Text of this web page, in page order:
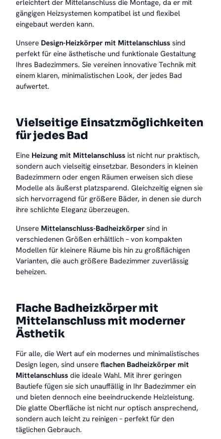
erleichtert der Mittelanschluss die Montage, da er mit
gängigen Heizsystemen kompatibel ist und flexibel
eingebaut werden kann.
Unsere Design-Heizkörper mit Mittelanschluss sind
perfekt für eine ästhetische und funktionale Gestaltung
Ihres Badezimmers. Sie vereinen innovative Technik mit
einem klaren, minimalistischen Look, der jedes Bad
aufwertet.
Vielseitige Einsatzmöglichkeiten
für jedes Bad
Eine Heizung mit Mittelanschluss ist nicht nur praktisch,
sondern auch vielseitig einsetzbar. Besonders in kleinen
Badezimmern oder engen Räumen erweisen sich diese
Modelle als äußerst platzsparend. Gleichzeitig eignen sie
sich hervorragend für größere Bäder, in denen sie durch
ihre schlichte Eleganz überzeugen.
Unsere Mittelanschluss-Badheizkörper sind in
verschiedenen Größen erhältlich – von kompakten
Modellen für kleinere Räume bis hin zu großflächigen
Varianten, die auch größere Badezimmer zuverlässig
beheizen.
Flache Badheizkörper mit
Mittelanschluss mit moderner
Ästhetik
Für alle, die Wert auf ein modernes und minimalistisches
Design legen, sind unsere flachen Badheizkörper mit
Mittelanschluss die ideale Wahl. Mit ihrer geringen
Bautiefe fügen sie sich unauffällig in Ihr Badezimmer ein
und bieten dennoch eine beeindruckende Heizleistung.
Die glatte Oberfläche ist nicht nur optisch ansprechend,
sondern auch leicht zu reinigen – perfekt für den
täglichen Gebrauch.